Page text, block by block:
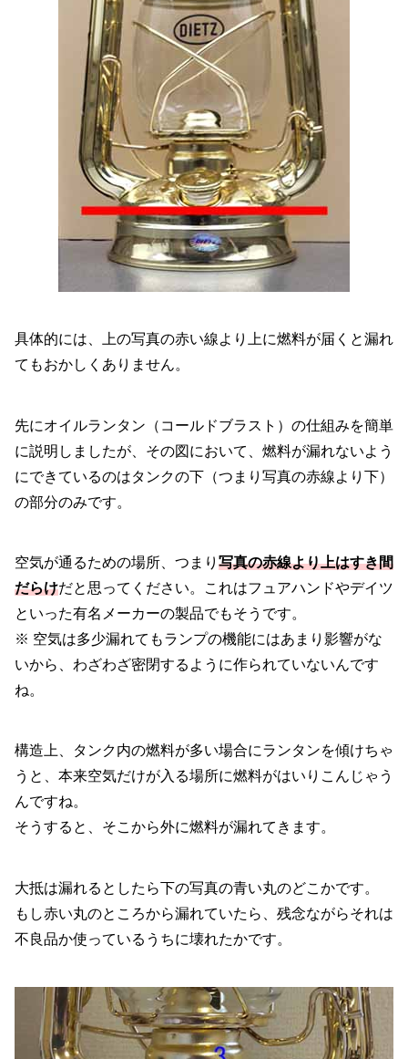
具体的には、上の写真の赤い線より上に燃料が届くと漏れ
てもおかしくありません。
先にオイルランタン（コールドブラスト）の仕組みを簡単
に説明しましたが、その図において、燃料が漏れないよう
にできているのはタンクの下（つまり写真の赤線より下）
の部分のみです。
空気が通るための場所、つまり 写真の赤線より上はすき間
だらけだと思ってください。これはフュアハンドやデイツ
といった有名メーカーの製品でもそうです。
※ 空気は多少漏れてもランプの機能にはあまり影響がな
いから、わざわざ密閉するように作られていないんです
ね。
構造上、タンク内の燃料が多い場合にランタンを傾けちゃ
うと、本来空気だけが入る場所に燃料がはいりこんじゃう
んですね。
そうすると、そこから外に燃料が漏れてきます。
大抵は漏れるとしたら下の写真の青い丸のどこかです。
もし赤い丸のところから漏れていたら、残念ながらそれは
不良品か使っているうちに壊れたかです。